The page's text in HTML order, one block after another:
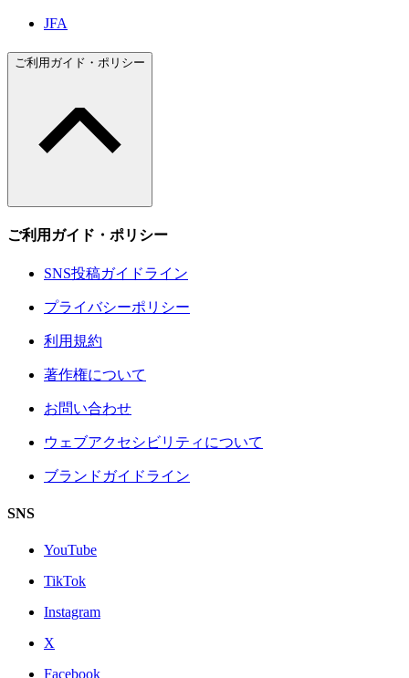
JFA
ご利用ガイド・ポリシー
ご利用ガイド・ポリシー
SNS投稿ガイドライン
プライバシーポリシー
利用規約
著作権について
お問い合わせ
ウェブアクセシビリティについて
ブランドガイドライン
SNS
YouTube
TikTok
Instagram
X
Facebook